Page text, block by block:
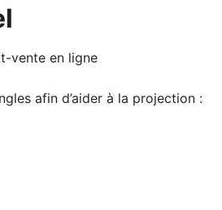
afin d’aider à la projection :